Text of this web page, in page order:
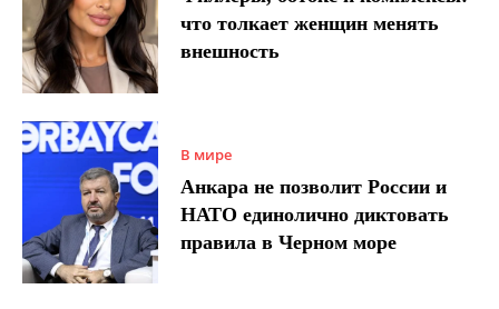
что толкает женщин менять
внешность
В мире
Анкара не позволит России и
НАТО единолично диктовать
правила в Черном море